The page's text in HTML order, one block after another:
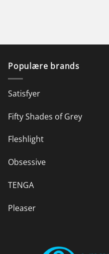
Populære brands
Satisfyer
Fifty Shades of Grey
Fleshlight
Obsessive
TENGA
Pleaser